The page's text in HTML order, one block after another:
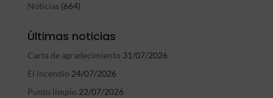
Noticias (664)
Últimas noticias
Carta de agradecimiento 31/07/2026
El incendio 24/07/2026
Punto limpio 22/07/2026